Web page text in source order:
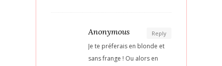
Reply
Anonymous
Je te préferais en blonde et
sans frange ! Ou alors en